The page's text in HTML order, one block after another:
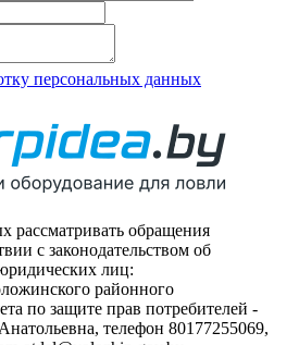
персональных данных
рассматривать обращения
с законодательством об
лиц:
районного
по защите прав потребителей -
телефон 80177255069,